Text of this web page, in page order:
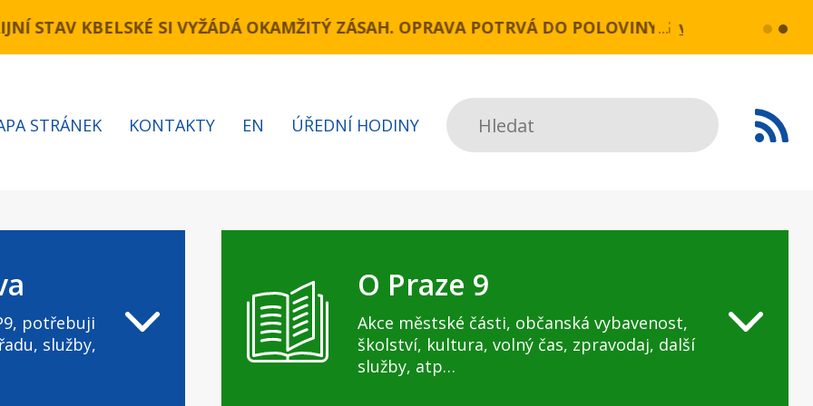
Novopacká – Cínovecká)Komunikace Kbelská
STAV KBELSKÉ SI VYŽÁDÁ OKAMŽITÝ ZÁSAH. OPRAVA POTRVÁ DO POLOVINY SRPNA. Praha,
více...
Hledat
STRÁNEK KONTAKTY EN ÚŘEDNÍ HODINY
potřebuji
služby,
O Praze 9
Akce městské části, občanská vybavenost,
školství, kultura, volný čas, zpravodaj, další
služby, atp…